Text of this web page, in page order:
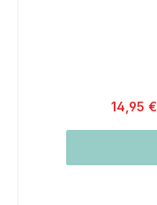
14,95 €